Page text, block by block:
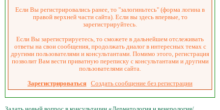
Если Вы регистрировались ранее, то "залогиньтесь" (форма логина в
правой верхней части сайта). Если вы здесь впервые, то
зарегистрируйтесь.
Если Вы зарегистрируетесь, то сможете в дальнейшем отслеживать
ответы на свои сообщения, продолжать диалог в интересных темах с
другими пользователями и консультантами. Помимо этого, регистрация
позволит Вам вести приватную переписку с консультантами и другими
пользователями сайта.
Зарегистрироваться Создать сообщение без регистрации
Задать новый вопрос в консультации «Дерматология и венерология/